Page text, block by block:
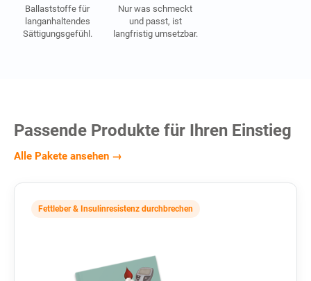
Ballaststoffe für
langanhaltendes
Sättigungsgefühl.
Nur was schmeckt
und passt, ist
langfristig umsetzbar.
Passende Produkte für Ihren Einstieg
Alle Pakete ansehen →
Fettleber & Insulinresistenz durchbrechen